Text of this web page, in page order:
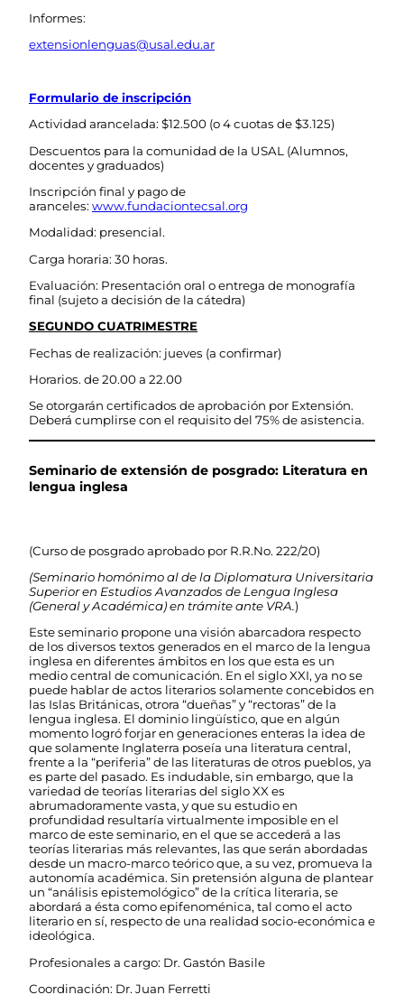
Informes:
extensionlenguas@usal.edu.ar
Formulario de inscripción
Actividad arancelada: $12.500 (o 4 cuotas de $3.125)
Descuentos para la comunidad de la USAL (Alumnos,
docentes y graduados)
Inscripción final y pago de
aranceles: www.fundaciontecsal.org
Modalidad: presencial.
Carga horaria: 30 horas.
Evaluación: Presentación oral o entrega de monografía
final (sujeto a decisión de la cátedra)
SEGUNDO CUATRIMESTRE
Fechas de realización: jueves (a confirmar)
Horarios. de 20.00 a 22.00
Se otorgarán certificados de aprobación por Extensión.
Deberá cumplirse con el requisito del 75% de asistencia.
Seminario de extensión de posgrado: Literatura en
lengua inglesa
(Curso de posgrado aprobado por R.R.No. 222/20)
(Seminario homónimo al de la Diplomatura Universitaria
Superior en Estudios Avanzados de Lengua Inglesa
(General y Académica) en trámite ante VRA.)
Este seminario propone una visión abarcadora respecto
de los diversos textos generados en el marco de la lengua
inglesa en diferentes ámbitos en los que esta es un
medio central de comunicación. En el siglo XXI, ya no se
puede hablar de actos literarios solamente concebidos en
las Islas Británicas, otrora “dueñas” y “rectoras” de la
lengua inglesa. El dominio lingüístico, que en algún
momento logró forjar en generaciones enteras la idea de
que solamente Inglaterra poseía una literatura central,
frente a la “periferia” de las literaturas de otros pueblos, ya
es parte del pasado. Es indudable, sin embargo, que la
variedad de teorías literarias del siglo XX es
abrumadoramente vasta, y que su estudio en
profundidad resultaría virtualmente imposible en el
marco de este seminario, en el que se accederá a las
teorías literarias más relevantes, las que serán abordadas
desde un macro-marco teórico que, a su vez, promueva la
autonomía académica. Sin pretensión alguna de plantear
un “análisis epistemológico” de la crítica literaria, se
abordará a ésta como epifenoménica, tal como el acto
literario en sí, respecto de una realidad socio-económica e
ideológica.
Profesionales a cargo: Dr. Gastón Basile
Coordinación: Dr. Juan Ferretti